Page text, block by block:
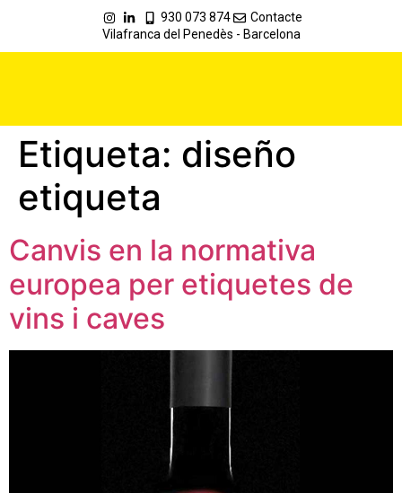
930 073 874
Contacte
Vilafranca del Penedès - Barcelona
Etiqueta: diseño
etiqueta
Canvis en la normativa
europea per etiquetes de
vins i caves